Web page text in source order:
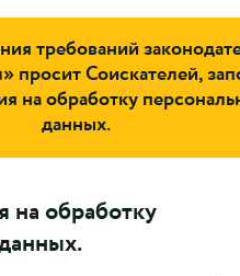
требований
просит Соискателей,
на обработку
данных.
на обработку